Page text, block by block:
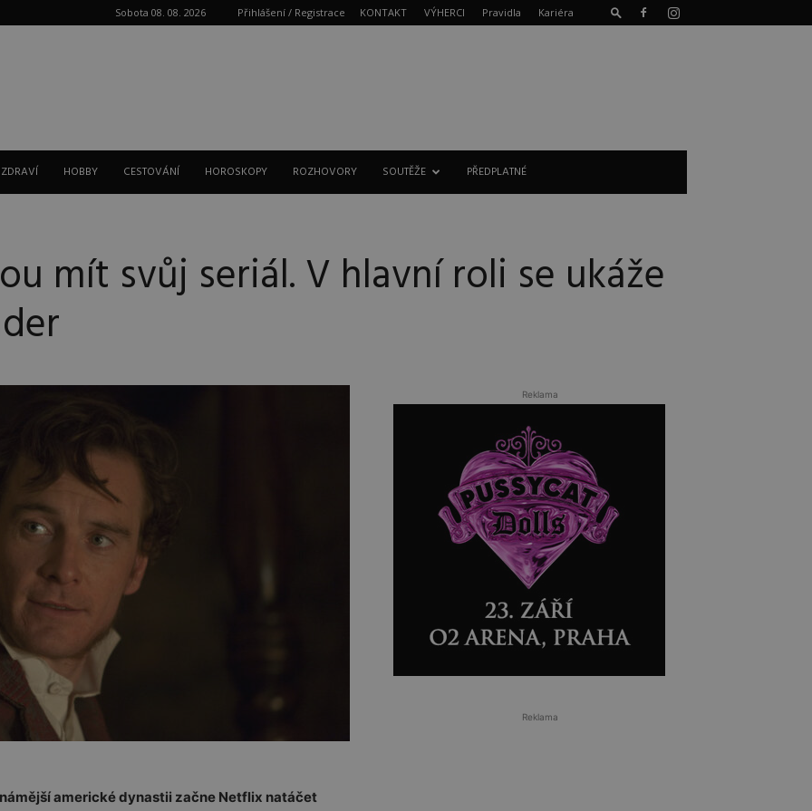
Sobota 08. 08. 2026 Přihlášení / Registrace KONTAKT VÝHERCI Pravidla Kariéra
HOBBY CESTOVÁNÍ HOROSKOPY ROZHOVORY SOUTĚŽE PŘEDPLATNÉ
mít svůj seriál. V hlavní roli se ukáže
americké dynastii začne Netflix natáčet
Reklama
Reklama